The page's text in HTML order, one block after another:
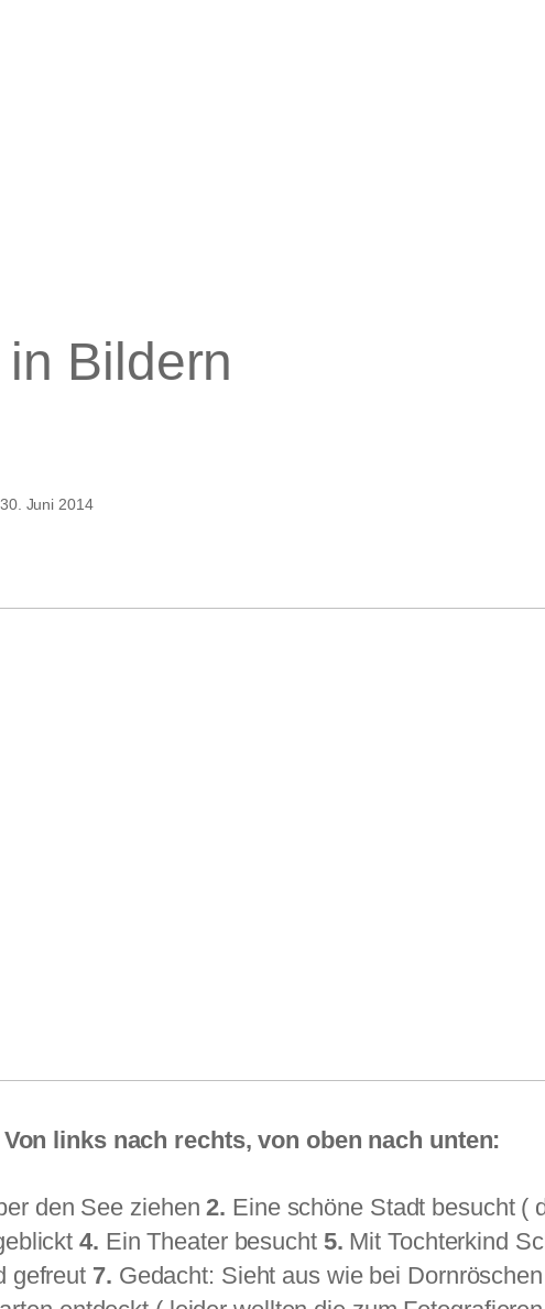
Bildern
30. Juni 2014
Von links nach rechts, von oben nach unten:
den See ziehen2. Eine schöne Stadt besucht
4. Ein Theater besucht 5. Mit Tochterkind
gefreut 7. Gedacht: Sieht aus wie bei